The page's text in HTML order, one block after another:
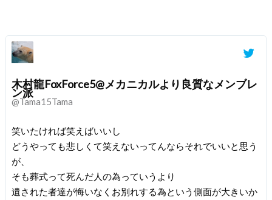
木村龍FoxForce5@メカニカルより良質なメンブレ
ン派
@Tama15Tama
笑いたければ笑えばいいし
どうやっても悲しくて笑えないってんならそれでいいと思う
が、
そも葬式って死んだ人の為っていうより
遺された者達が悔いなくお別れする為という側面が大きいか